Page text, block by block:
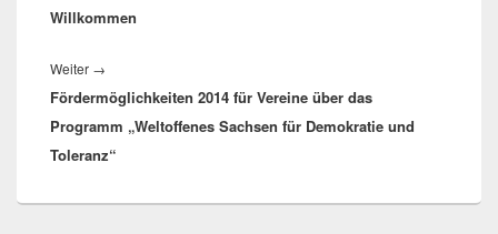
Beitrag:
Willkommen
Weiter →
Beitrag:
Fördermöglichkeiten 2014 für Vereine über das
Programm „Weltoffenes Sachsen für Demokratie und
Toleranz“